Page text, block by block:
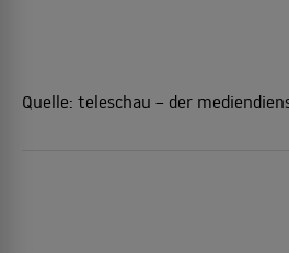
Quelle: teleschau – der